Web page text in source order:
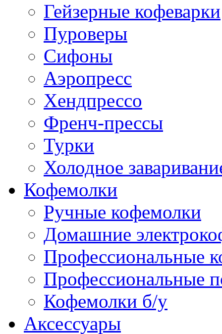
Гейзерные кофеварки
Пуроверы
Сифоны
Аэропресс
Хендпрессо
Френч-прессы
Турки
Холодное
Кофемолки
Ручные кофемолки
Домашние
Профессиональные
Профессиональные
Кофемолки б/у
Аксессуары